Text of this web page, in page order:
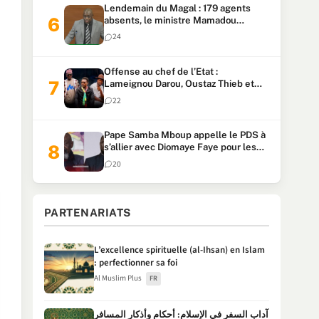
Lendemain du Magal : 179 agents
absents, le ministre Mamadou
Lamine Dianté exige des explications
24
Offense au chef de l’Etat :
Lameignou Darou, Oustaz Thieb et
Ndiaye Touba lourdement
condamnés
22
Pape Samba Mboup appelle le PDS à
s’allier avec Diomaye Faye pour les
locales et tacle Sonko
20
PARTENARIATS
L’excellence spirituelle (al-Ihsan) en Islam
: perfectionner sa foi
Al Muslim Plus FR
آداب السفر في الإسلام: أحكام وأذكار المسافر